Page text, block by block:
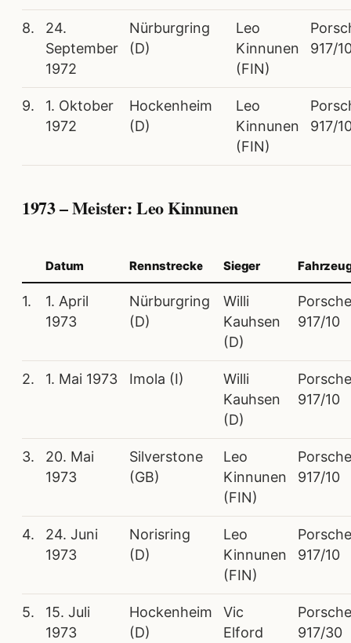
8.
24.
September
1972
Nürburgring
(D)
Leo
Kinnunen
(FIN)
917/
9.
1. Oktober
1972
Hockenheim
(D)
Leo
Kinnunen
(FIN)
917/
1973 – Meister: Leo Kinnunen
Datum Rennstrecke Sieger
1.
1. April
1973
Nürburgring
(D)
Willi
Kauhsen
(D)
Porsche
917/10
2. 1. Mai 1973 Imola (I)
Willi
Kauhsen
(D)
Porsche
917/10
3.
20. Mai
1973
Silverstone
(GB)
Leo
Kinnunen
(FIN)
Porsche
917/10
4.
24. Juni
1973
Norisring
(D)
Leo
Kinnunen
(FIN)
Porsche
917/10
5.
15. Juli
1973
Hockenheim
(D)
Vic
Elford
Porsche
917/30